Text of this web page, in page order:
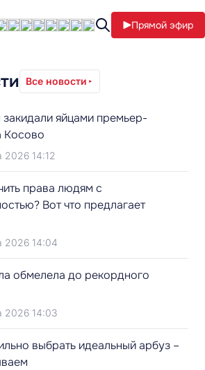
Прямой эфир
Все новости
закидали яйцами премьер-
Косово
2026 14:12
права людям с
Вот что предлагает
2026 14:04
обмелела до рекордного
2026 14:03
выбрать идеальный арбуз –